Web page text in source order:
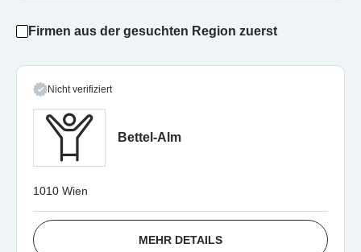
Firmen aus der gesuchten Region zuerst
Nicht verifiziert
Bettel-Alm
1010 Wien
MEHR DETAILS